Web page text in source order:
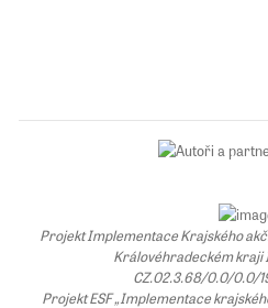
Projekt Implementace Krajského
Královéhradeckém kraji
CZ.02.3.68/0.0/0.0/
Projekt ESF „Implementace